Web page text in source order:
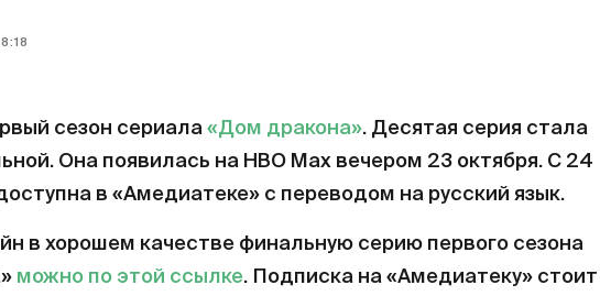
сезон сериала «Дом дракона». Десятая серия стала
Она появилась на HBO Max вечером 23 октября. С 24
в «Амедиатеке» с переводом на русский язык.
в хорошем качестве финальную серию первого сезона
можно по этой ссылке. Подписка на «Амедиатеку» стоит